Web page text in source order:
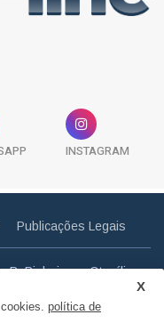
política de
INSTAGRAM
Publicações Legais
B. Pinheiros - Otacílio